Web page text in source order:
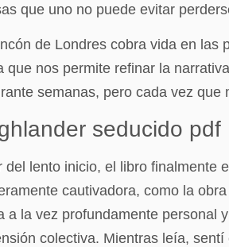
que uno no puede evitar
de Londres cobra vida en las
que nos permite refinar la
semanas, pero cada vez
seducido pdf
del lento inicio, el libro finalmente
cautivadora, como la
a la vez profundamente personal
colectiva. Mientras leía,